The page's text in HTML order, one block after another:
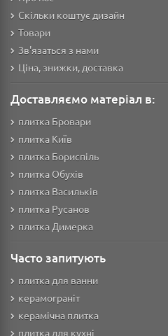
Скільки коштує дизайн
Товари
Зв'язаться з нами
Ціна, знижки, доставка
Доставляємо матеріал в:
плитка Бровари
плитка Київ
плитка Бориспіль
плитка Обухів
плитка Васильків
плитка Русанов
плитка Димерка
Часто запитують
плитка для ванни
керамограніт
керамічна плитка
плитка для кухні